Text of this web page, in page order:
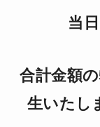
当
合計金額
生いたし